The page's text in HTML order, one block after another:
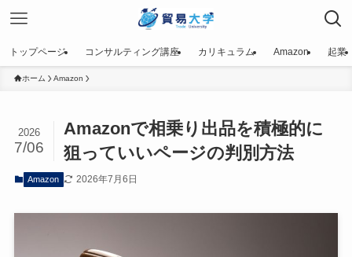
トップページ コンサルティング講座 カリキュラム Amazon 起業
ホーム Amazon
Amazonで相乗り出品を積極的に
狙っていいページの判別方法
2026
7/06
Amazon 2026年7月6日